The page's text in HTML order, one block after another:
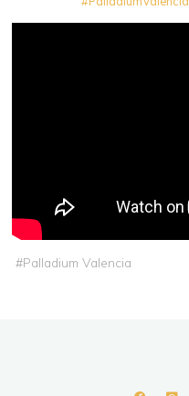
#Palladium Valencia